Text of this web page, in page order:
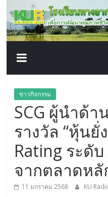
content
โรงเรียน
ทาง
อากาศ​
เพื่อ
พัฒนา
คุณภาพ
ชีวิต
ข่าวกิจกรรม
SCG ผู้นำด้
รางวัล “หุ้นยั่
Rating ระดับ
จากตลาดหลั
11 มกราคม 2568 KU